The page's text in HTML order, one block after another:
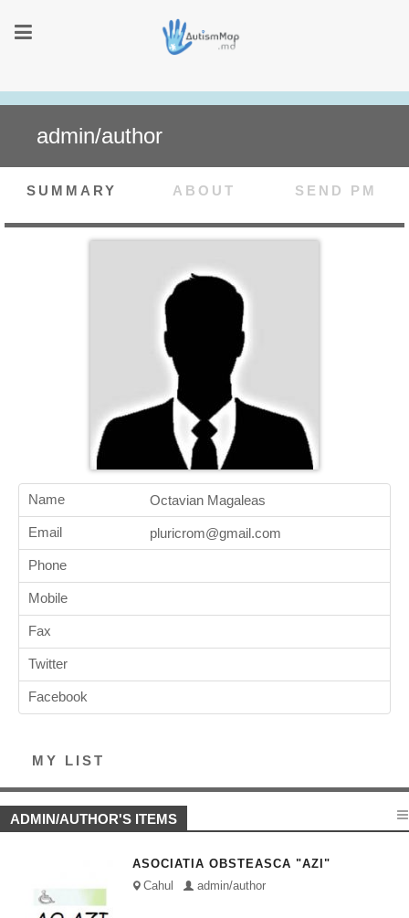
admin/author
SUMMARY ABOUT SEND PM
Name Octavian Magaleas
Email pluricrom@gmail.com
Phone
Mobile
Fax
Twitter
Facebook
MY LIST
ADMIN/AUTHOR'S ITEMS
ASOCIATIA OBSTEASCA "AZI"
Cahul
admin/author